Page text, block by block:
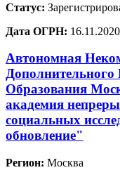
Статус:
Дата ОГРН: 16.11.2020
Автономная
Дополнительного
Образования
академия
социальных
обновление"
Регион: Москва